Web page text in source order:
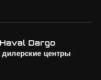
Haval Dargo
дилерские центры